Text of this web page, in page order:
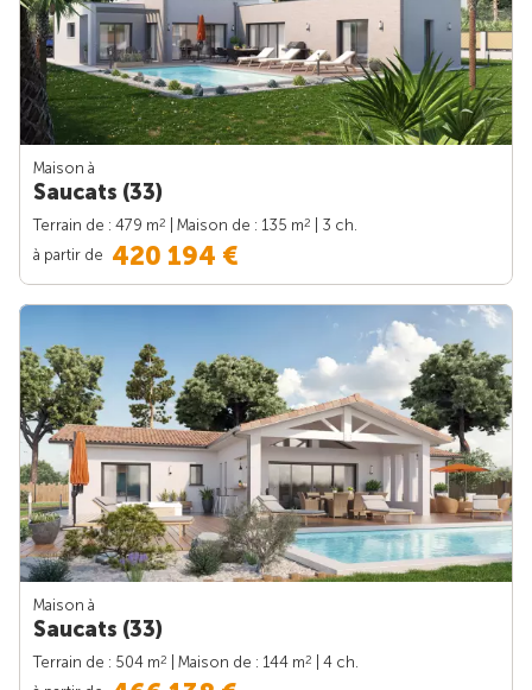
Maison à
Saucats (33)
Terrain de : 479 m2 | Maison de : 135 m2
| 3 ch.
à partir de 420 194 €
Maison à
Saucats (33)
Terrain de : 504 m2 | Maison de : 144 m2
| 4 ch.